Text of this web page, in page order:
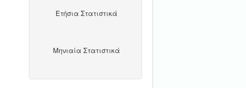
Ετήσια Στατιστικά
Μηνιαία Στατιστικά